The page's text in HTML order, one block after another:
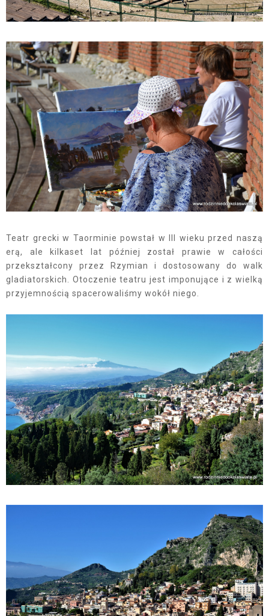
Teatr grecki w Taorminie powstał w III wieku przed naszą
erą, ale kilkaset lat później został prawie w całości
przekształcony przez Rzymian i dostosowany do walk
gladiatorskich. Otoczenie teatru jest imponujące i z wielką
przyjemnością spacerowaliśmy wokół niego.